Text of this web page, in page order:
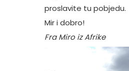
proslavite tu pobjedu.
Mir i dobro!
Fra Miro iz Afrike